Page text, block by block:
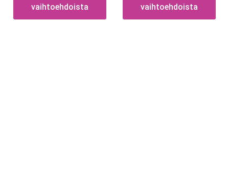
vaihtoehdoista
vaihtoehdoista